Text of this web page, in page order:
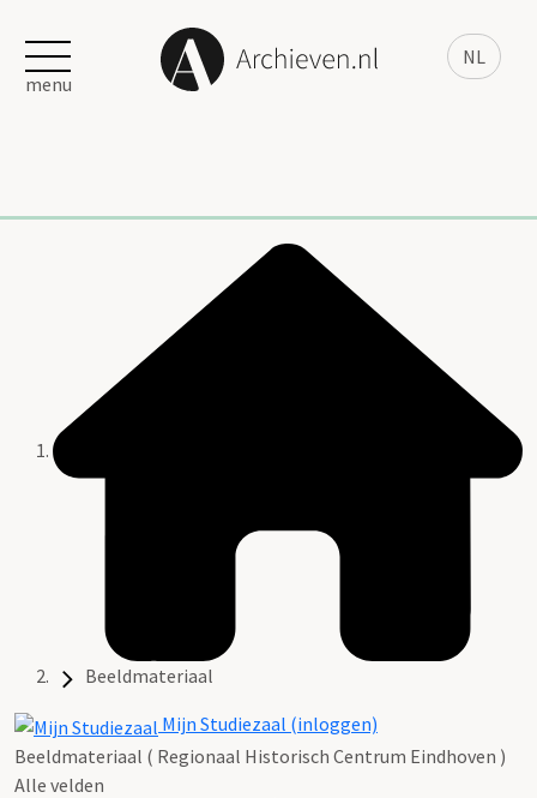
NL
menu
Beeldmateriaal
Mijn Studiezaal (inloggen)
Beeldmateriaal ( Regionaal Historisch Centrum Eindhoven )
Alle velden